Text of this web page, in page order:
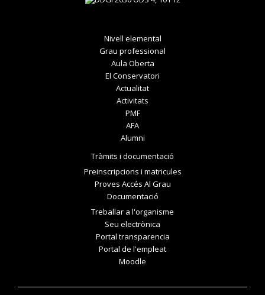
Nivell elemental
Grau professional
Aula Oberta
El Conservatori
Actualitat
Activitats
PMF
AFA
Alumni
Tràmits i documentació
Preinscripcions i matricules
Proves Accés Al Grau
Documentació
Treballar a l'organisme
Seu electrònica
Portal transparencia
Portal de l'empleat
Moodle